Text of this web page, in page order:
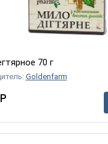
70 г
Goldenfarm